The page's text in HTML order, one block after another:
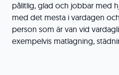
pålitlig, glad och jobbar med
med det mesta i vardagen
person som är van vid
exempelvis matlagning,